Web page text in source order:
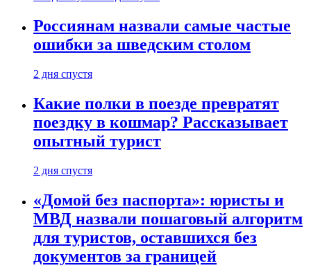
Россиянам назвали самые частые
ошибки за шведским столом
2 дня спустя
Какие полки в поезде превратят
поездку в кошмар? Рассказывает
опытный турист
2 дня спустя
«Домой без паспорта»: юристы и
МВД назвали пошаговый алгоритм
для туристов, оставшихся без
документов за границей